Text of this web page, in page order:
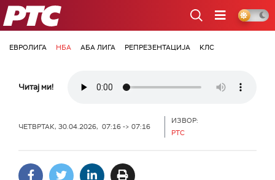
РТС
ЕВРОЛИГА НБА АБА ЛИГА РЕПРЕЗЕНТАЦИЈА КЛС
Читај ми!
ЧЕТВРТАК, 30.04.2026, 07:16 -> 07:16
ИЗВОР:
РТС